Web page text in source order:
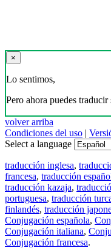
×
Lo sentimos,
Pero ahora puedes
volver arriba
Condiciones del uso |
Select a language
traducción inglesa,
francesa, traducción
traducción kazaja,
portuguesa, traducción
finlandés, traducción
Conjugación española,
Conjugación italiana,
Conjugación francesa.